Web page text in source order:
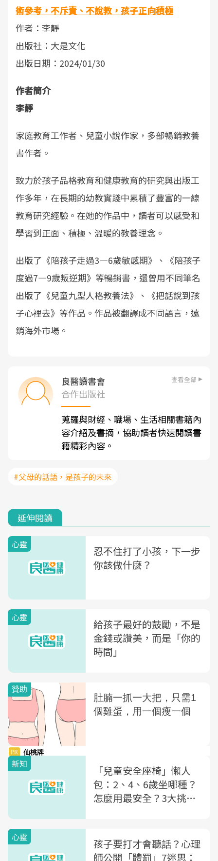
術參考，不斥責、不說教，孩子正向積極
作者：李靜
出版社：大是文化
出版日期：2024/01/30
作者簡介
李靜
家庭教育工作者、兒童小說作家，多部暢銷教養
書作者。
致力於孩子品格教育和健康教育的研究與出版工
作多年，在長期的幼教實踐中累積了豐富的一線
教育研究經驗。在她的作品中，讀者可以感受和
學習到正面、積極、溫暖的教養理念。
出版了《陪孩子走過3—6歲敏感期》、《陪孩子
度過7—9歲叛逆期》等暢銷書，還曾用不同筆名
出版了《兒童九型人格教養法》、《把話說到孩
子心裡去》等作品。作品被翻譯成不同語言，遠
銷海外市場。
良醫讀書會 查看全部
合作出版社
蒐羅與財經、職場、生活相關書籍內
容介紹及書摘，協助讀者快速閱讀書
籍精彩內容。
#父母的話語，是孩子的未來
延伸閱讀
心靈
忍不住打了小孩，下一步
你該做什麼？
心靈
給孩子最好的鼓勵，不是
金錢或讚美，而是「你的
時間」
新知
「兒童安全座椅」懶人
包：2、4、6歲坐哪種？
怎麼用最安全？3大挑選
心靈
孩子要打才會聽話？心理
師公開「體罰」7迷思：